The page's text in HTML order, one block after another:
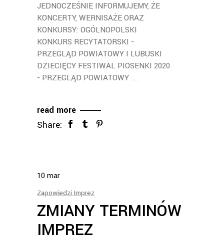
JEDNOCZEŚNIE INFORMUJEMY, ŻE
KONCERTY, WERNISAŻE ORAZ
KONKURSY: OGÓLNOPOLSKI
KONKURS RECYTATORSKI -
PRZEGLĄD POWIATOWY I LUBUSKI
DZIECIĘCY FESTIWAL PIOSENKI 2020
- PRZEGLĄD POWIATOWY
read more
Share:
10mar
Zapowiedzi Imprez
ZMIANY TERMINÓW
IMPREZ